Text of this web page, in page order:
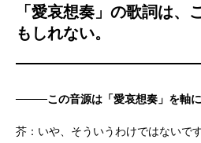
「愛哀想奏」の歌詞は、
もしれない。
────この音源は「愛哀想奏」を軸
芥：いや、そういうわけではないで